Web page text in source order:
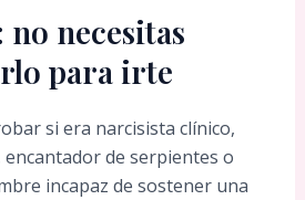
necesitas
para irte
si era narcisista clínico,
de serpientes o
incapaz de sostener una